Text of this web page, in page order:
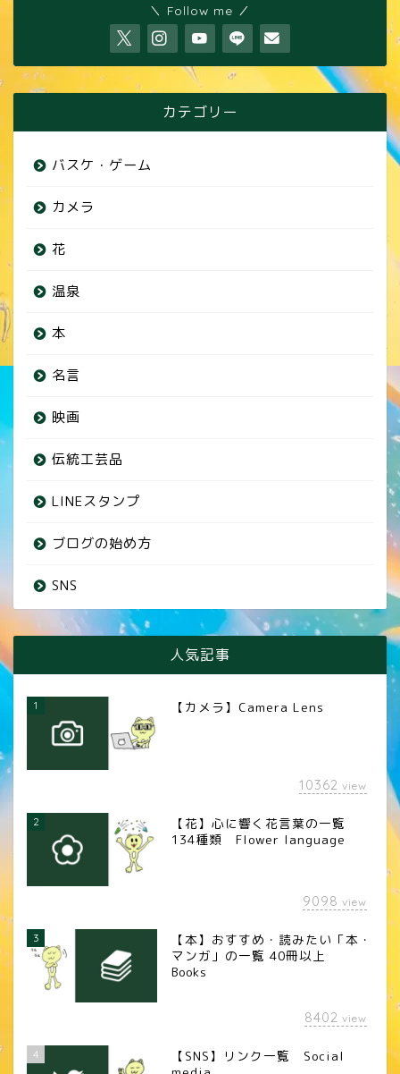
＼ Follow me ／
カテゴリー
バスケ・ゲーム
カメラ
花
温泉
本
名言
映画
伝統工芸品
LINEスタンプ
ブログの始め方
SNS
人気記事
1 【カメラ】Camera Lens
10362 view
2
【花】心に響く花言葉の一覧
134種類 Flower language
9098 view
3
【本】おすすめ・読みたい「本・
マンガ」の一覧 40冊以上
Books
8402 view
4
【SNS】リンク一覧 Social